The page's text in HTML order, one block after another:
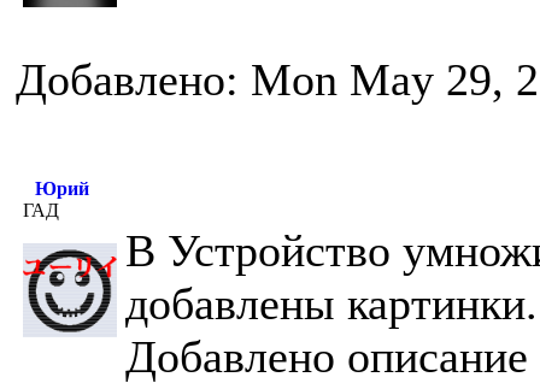
Добавлено: Mon May 29,
Юрий
ГАД
В Устройство
добавлены картинки.
Добавлено описание